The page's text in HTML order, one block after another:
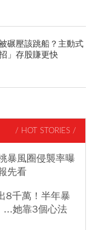
碾壓該跳船？主動式
」存股賺更快
/ HOT STORIES /
暴風圈侵襲率曝
先看
8千萬！半年暴
...她靠3個心法